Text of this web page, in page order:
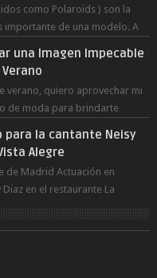
como Polaroids ) son la
importante de una modelo. A
una Imagen Impecable
verano, quiero aprovechar mi
de moda para brindarte
la cantante Neisy
Alegre
de Madrid Actuación en
en el restaurante La